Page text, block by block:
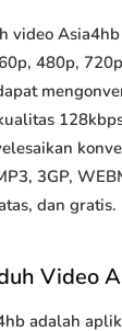
video
480p,
3GP,
dan gratis.
Video
adalah